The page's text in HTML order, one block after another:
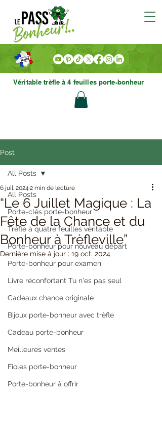
Véritable trèfle à 4 feuilles porte-bonheur
Post
All Posts
Porte-clés porte-bonheur
Trèfle à quatre feuilles véritable
Porte-bonheur pour nouveau départ
Porte-bonheur pour examen
Livre réconfortant Tu n'es pas seul
Cadeaux chance originale
Bijoux porte-bonheur avec trèfle
Cadeau porte-bonheur
Meilleures ventes
Fioles porte-bonheur
Porte-bonheur à offrir
All Posts
“Le 6 Juillet Magique : La
Fête de la Chance et du
Bonheur à Trèfleville”
6 juil. 2024 2 min de lecture
Dernière mise à jour : 19 oct. 2024